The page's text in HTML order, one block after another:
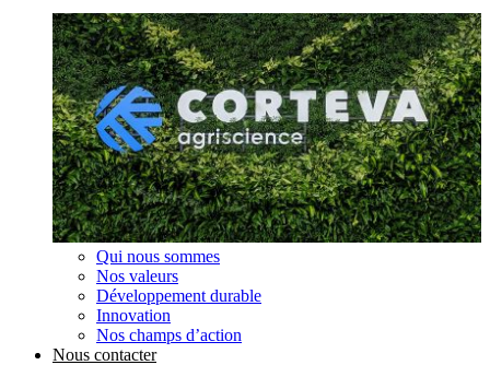
Qui nous sommes
Nos valeurs
Développement durable
Innovation
Nos champs d’action
Nous contacter